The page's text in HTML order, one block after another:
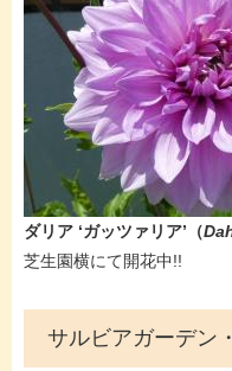
ダリア ‘ガッツァリア’​（
芝生園横にて開花中!!
サルビアガーデン